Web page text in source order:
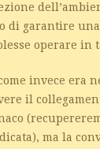
di garantire
operare in
invece era
il
ma la